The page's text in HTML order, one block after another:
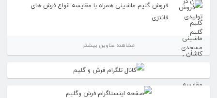
فروش گلیم ماشینی همراه با مقایسه انواع فرش های
فانتزی
مشاهده عناوین بیشتر